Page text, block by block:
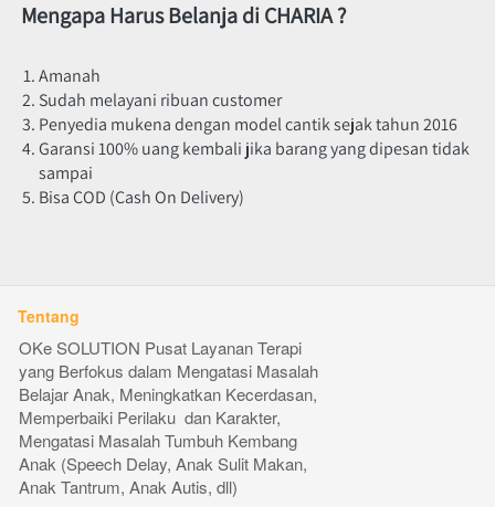
Mengapa Harus Belanja di CHARIA ?
Amanah
Sudah melayani ribuan customer
Penyedia mukena dengan model cantik sejak tahun 2016
Garansi 100% uang kembali jika barang yang dipesan tidak
sampai
Bisa COD (Cash On Delivery)
Tentang
OKe SOLUTION Pusat Layanan Terapi
yang Berfokus dalam Mengatasi Masalah
Belajar Anak, Meningkatkan Kecerdasan,
Memperbaiki Perilaku  dan Karakter,
Mengatasi Masalah Tumbuh Kembang
Anak (Speech Delay, Anak Sulit Makan,
Anak Tantrum, Anak Autis, dll)